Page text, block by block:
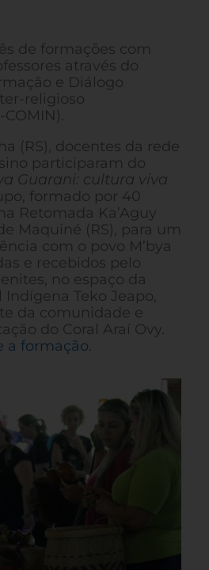
de formações com
através do
e Diálogo
religioso
(RS), docentes da rede
participaram do
Guarani: cultura viva
formado por 40
Retomada Ka’Aguy
Maquiné (RS), para um
com o povo M’bya
e recebidos pelo
no espaço da
Teko Jeapo,
da comunidade e
do Coral Araí Ovy.
a formação.